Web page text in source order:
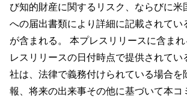
び知的財産に関するリスク、ならびに米
への届出書類により詳細に記載されてい
が含まれる。 本プレスリリースに含ま
レスリリースの日付時点で提供されてい
社は、法律で義務付けられている場合を
報、将来の出来事その他に基づいて本コ